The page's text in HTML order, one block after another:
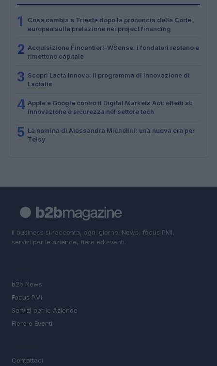
1
Cosa cambia a Trieste dopo la pronuncia della Corte
europea sulla prelazione nei project financing
2 Acquisizione Fincantieri-WSense: i fondatori restano e
rimettono capitale
3 Scopri Lacta Innova: il programma di innovazione di
Lactalis
4 Apple e Google contro il Digital Markets Act: effetti su
innovazione e sicurezza nel settore tech
5 La nomina di Alessandra Michelini: una nuova era per
Telsy
Il business si racconta, ogni giorno. News, focus PMI,
servizi per le aziende, fiere ed eventi.
b2b News
Focus PMI
Servizi per le Aziende
Fiere e Eventi
Contattaci